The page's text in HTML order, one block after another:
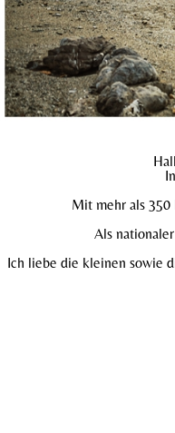
Mit mehr als
Als
Ich liebe die kleinen sowie